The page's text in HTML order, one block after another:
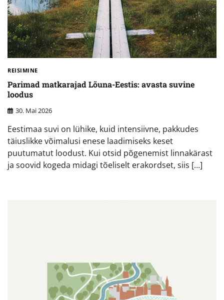
REISIMINE
Parimad matkarajad Lõuna-Eestis: avasta suvine
loodus
30. Mai 2026
Eestimaa suvi on lühike, kuid intensiivne, pakkudes
täiuslikke võimalusi enese laadimiseks keset
puutumatut loodust. Kui otsid põgenemist linnakärast
ja soovid kogeda midagi tõeliselt erakordset, siis […]